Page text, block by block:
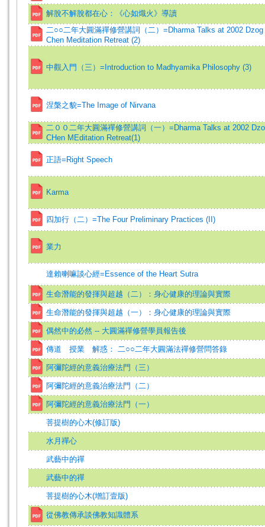
解脫不解脫都在心：《心如熾火》導讀
二○○二年大圓滿禪修營講詞（二）=Dharma Talks at 2002 Dzog
Chen Meditation Retreat (2)
中觀入門（三）=Introduction to Madhyamika Philosophy (3)
涅槃之貌=The Image of Nirvana
二００二年大圓滿禪修營講詞（一）=Dharma Talks at 2002
CHen MEditation Retreat(1)
正語=Right Speech
Karma
四加行（二）=The Four Preliminary Practices (II)
業力
達賴喇嘛談心經=Essence of the Heart Sutra
生命潛能的發揮與超越（二）：身心健康的理論與實際
生命潛能的發揮與超越（一）：身心健康的理論與實際
偶然中的必然 -- 大圓滿禪修營學員報告後
傳道 授業 解惑： 二○○二年大圓滿法禪修營問答錄
阿彌陀經的意義治療法門（三）
阿彌陀經的意義治療法門（二）
阿彌陀經的意義治療法門（一）
菩提樹的心木(修訂版)
水月禪心
武藝中的禪
武藝中的禪
菩提樹的心木(增訂壹版)
從佛教傳承談佛教知識體系